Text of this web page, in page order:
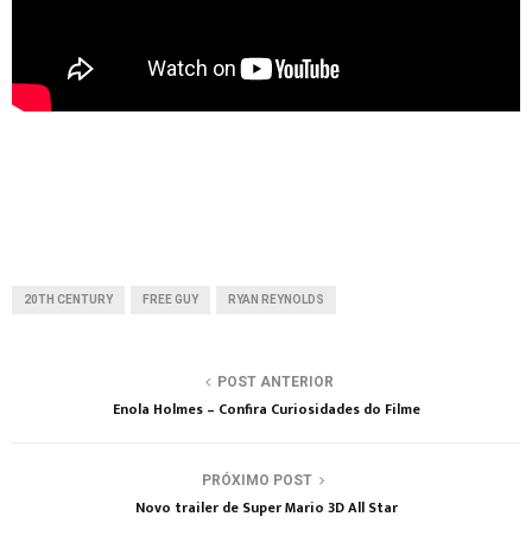
20TH CENTURY FREE GUY RYAN REYNOLDS
POST ANTERIOR
Enola Holmes – Confira Curiosidades do Filme
PRÓXIMO POST
Novo trailer de Super Mario 3D All Star